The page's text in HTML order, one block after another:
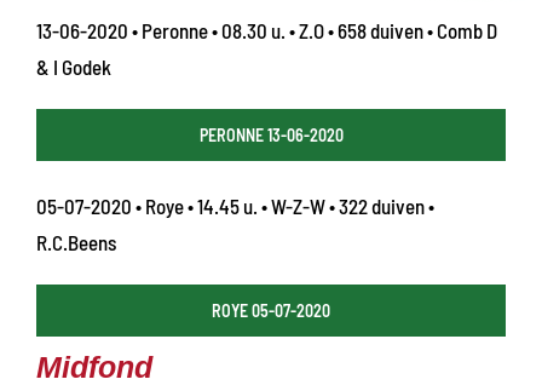
13-06-2020 • Peronne • 08.30 u. • Z.O • 658 duiven • Comb D
& I Godek
PERONNE 13-06-2020
05-07-2020 • Roye • 14.45 u. • W-Z-W • 322 duiven •
R.C.Beens
ROYE 05-07-2020
Midfond